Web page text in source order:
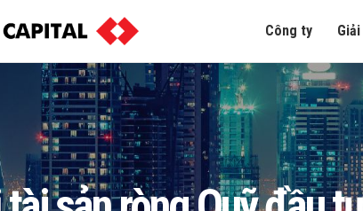
Công ty